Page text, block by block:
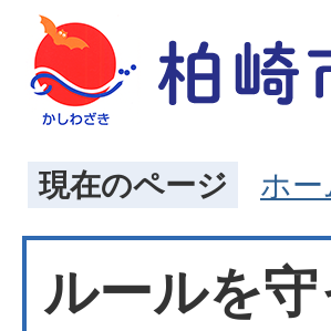
現在のページ ホー
ルールを